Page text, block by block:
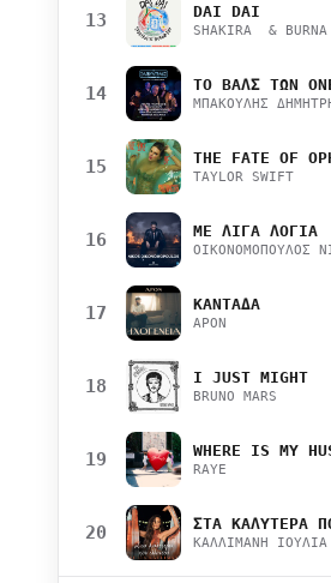
13 DAI DAI
SHAKIRA & BURNA
14
15 THE FATE OF
TAYLOR SWIFT
16 ΜΕ ΛΙΓΑ ΛΟΓΙΑ
ΟΙΚΟΝΟΜΟΠΟΥΛΟΣ
17 ΚΑΝΤΑΔΑ
APON
18 I JUST MIGHT
BRUNO MARS
19 WHERE IS MY
RAYE
20 ΚΑΛΛΙΜΑΝΗ ΙΟΥΛΙΑ